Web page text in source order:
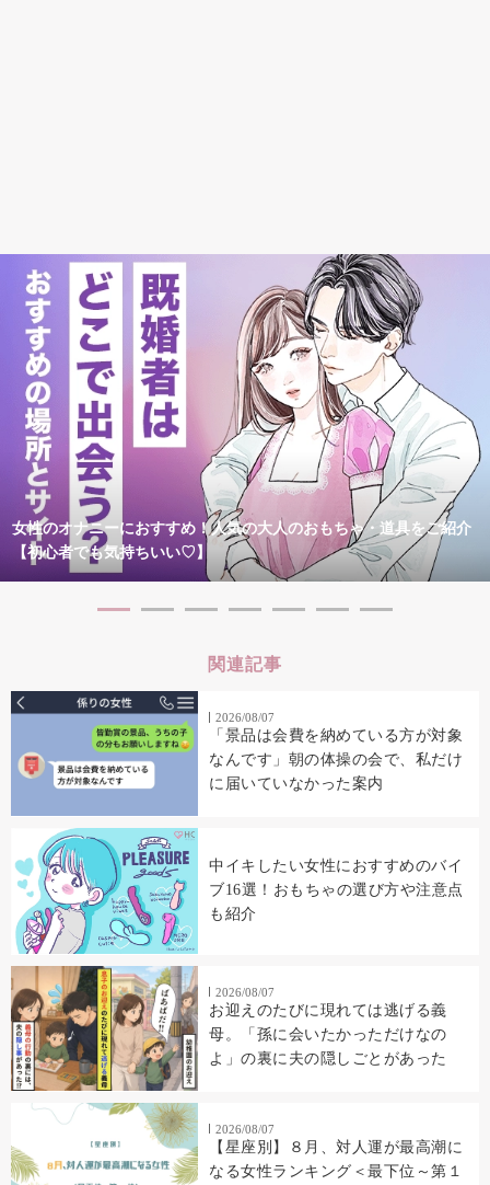
女性のオナニーにおすすめ！人気の大人のおもちゃ・道具をご紹介
【初心者でも気持ちいい♡】
関連記事
2026/08/07
「景品は会費を納めている方が対象
なんです」朝の体操の会で、私だけ
に届いていなかった案内
中イキしたい女性におすすめのバイ
ブ16選！おもちゃの選び方や注意点
も紹介
2026/08/07
お迎えのたびに現れては逃げる義
母。「孫に会いたかっただけなの
よ」の裏に夫の隠しごとがあった
2026/08/07
【星座別】８月、対人運が最高潮に
なる女性ランキング＜最下位～第１